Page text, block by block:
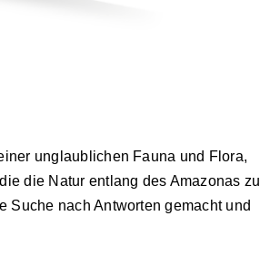
unglaublichen Fauna und Flora,
die Natur entlang des Amazonas zu
Suche nach Antworten gemacht und